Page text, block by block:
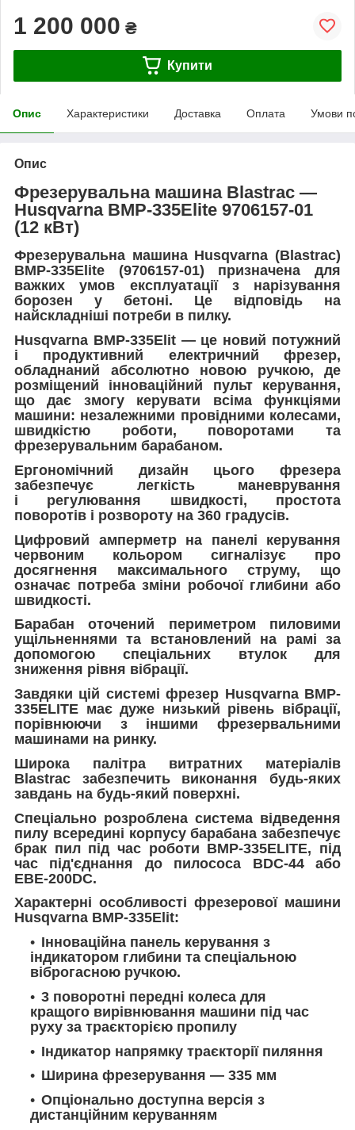
1 200 000 ₴
Купити
Опис Характеристики Доставка Оплата Умови
Опис
Фрезерувальна машина Blastrac —
Husqvarna BMP-335Elite 9706157-01
(12 кВт)
Фрезерувальна машина Husqvarna (Blastrac)
BMP-335Elite (9706157-01) призначена для
важких умов експлуатації з нарізування
борозен у бетоні. Це відповідь на
найскладніші потреби в пилку.
Husqvarna BMP-335Elit — це новий потужний
і продуктивний електричний фрезер,
обладнаний абсолютно новою ручкою, де
розміщений інноваційний пульт керування,
що дає змогу керувати всіма функціями
машини: незалежними провідними колесами,
швидкістю роботи, поворотами та
фрезерувальним барабаном.
Ергономічний дизайн цього фрезера
забезпечує легкість маневрування
і регулювання швидкості, простота
поворотів і розвороту на 360 градусів.
Цифровий амперметр на панелі керування
червоним кольором сигналізує про
досягнення максимального струму, що
означає потреба зміни робочої глибини або
швидкості.
Барабан оточений периметром пиловими
ущільненнями та встановлений на рамі за
допомогою спеціальних втулок для
зниження рівня вібрації.
Завдяки цій системі фрезер Husqvarna BMP-
335ELITE має дуже низький рівень вібрації,
порівнюючи з іншими фрезервальними
машинами на ринку.
Широка палітра витратних матеріалів
Blastrac забезпечить виконання будь-яких
завдань на будь-який поверхні.
Спеціально розроблена система відведення
пилу всередині корпусу барабана забезпечує
брак пил під час роботи BMP-335ELITE, під
час під'єднання до пилососа BDC-44 або
EBE-200DC.
Характерні особливості фрезерової машини
Husqvarna BMP-335Elit:
Інноваційна панель керування з
індикатором глибини та спеціальною
віброгасною ручкою.
3 поворотні передні колеса для
кращого вирівнювання машини під час
руху за траєкторією пропилу
Індикатор напрямку траєкторії пиляння
Ширина фрезерування — 335 мм
Опціонально доступна версія з
дистанційним керуванням